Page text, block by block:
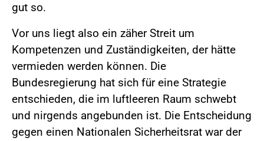
gut so.
Vor uns liegt also ein zäher Streit um
Kompetenzen und Zuständigkeiten, der hätte
vermieden werden können. Die
Bundesregierung hat sich für eine Strategie
entschieden, die im luftleeren Raum schwebt
und nirgends angebunden ist. Die Entscheidung
gegen einen Nationalen Sicherheitsrat war der